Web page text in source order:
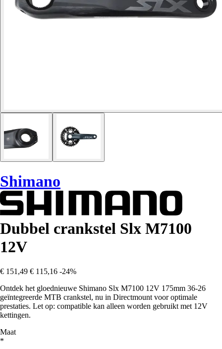
Shimano
Dubbel crankstel Slx M7100
12V
€ 151,49 € 115,16 -24%
Ontdek het gloednieuwe Shimano Slx M7100 12V 175mm 36-26
geïntegreerde MTB crankstel, nu in Directmount voor optimale
prestaties. Let op: compatible kan alleen worden gebruikt met 12V
kettingen.
Maat
*